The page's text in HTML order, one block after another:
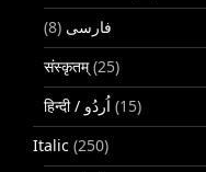
فارسی (8)
संस्कृतम्(25)
(15)
Italic (250)